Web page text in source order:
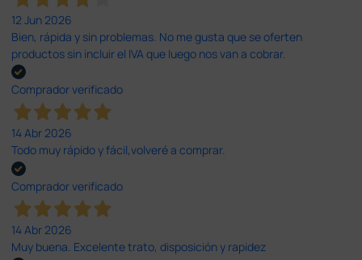
12 Jun 2026
Bien, rápida y sin problemas. No me gusta que se oferten
productos sin incluir el IVA que luego nos van a cobrar.
Comprador verificado
14 Abr 2026
Todo muy rápido y fácil,volveré a comprar.
Comprador verificado
14 Abr 2026
Muy buena. Excelente trato, disposición y rapidez